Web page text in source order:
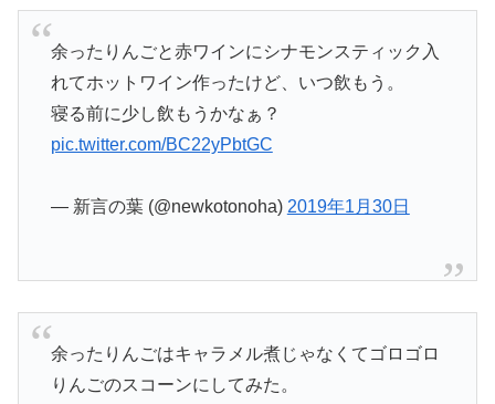
余ったりんごと赤ワインにシナモンスティック入
れてホットワイン作ったけど、いつ飲もう。
寝る前に少し飲もうかなぁ？
pic.twitter.com/BC22yPbtGC
— 新言の葉 (@newkotonoha) 2019年1月30日
余ったりんごはキャラメル煮じゃなくてゴロゴロ
りんごのスコーンにしてみた。